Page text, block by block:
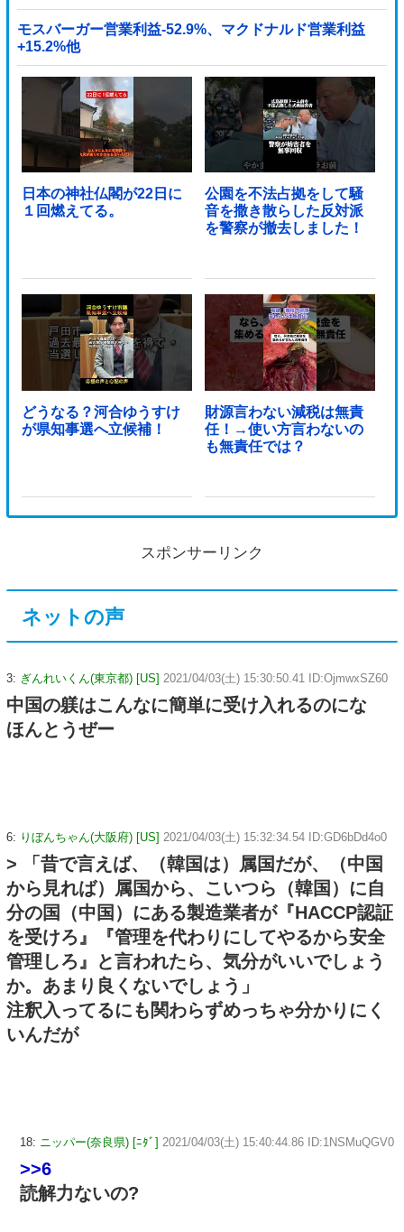
モスバーガー営業利益-52.9%、マクドナルド営業利益
+15.2%他
日本の神社仏閣が22日に
１回燃えてる。
公園を不法占拠をして騒
音を撒き散らした反対派
を警察が撤去しました！
どうなる？河合ゆうすけ
が県知事選へ立候補！
財源言わない減税は無責
任！→使い方言わないの
も無責任では？
スポンサーリンク
ネットの声
3: ぎんれいくん(東京都) [US] 2021/04/03(土) 15:30:50.41 ID:OjmwxSZ60
中国の躾はこんなに簡単に受け入れるのにな
ほんとうぜー
6: りぼんちゃん(大阪府) [US] 2021/04/03(土) 15:32:34.54 ID:GD6bDd4o0
> 「昔で言えば、（韓国は）属国だが、（中国
から見れば）属国から、こいつら（韓国）に自
分の国（中国）にある製造業者が『HACCP認証
を受けろ』『管理を代わりにしてやるから安全
管理しろ』と言われたら、気分がいいでしょう
か。あまり良くないでしょう」
注釈入ってるにも関わらずめっちゃ分かりにく
いんだが
18: ニッパー(奈良県) [ﾆﾀﾞ] 2021/04/03(土) 15:40:44.86 ID:1NSMuQGV0
>>6
読解力ないの?